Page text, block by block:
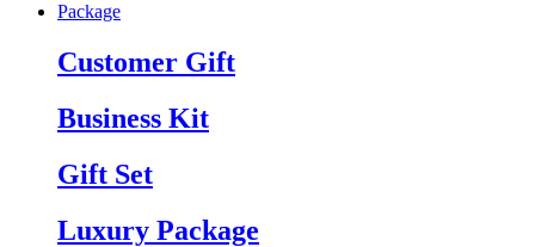
Package
Customer Gift
Business Kit
Gift Set
Luxury Package